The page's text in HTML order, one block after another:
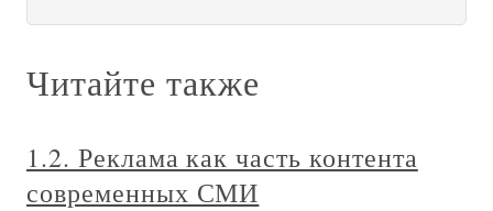
Читайте также
1.2. Реклама как часть контента
современных СМИ